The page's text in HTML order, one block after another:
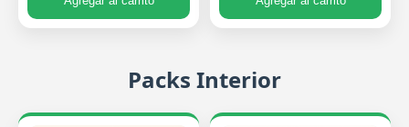
Packs Interior